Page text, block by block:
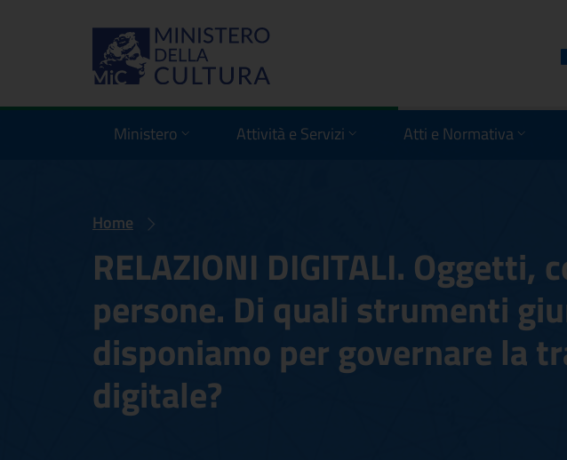
Ministero Attività e Servizi Atti e Normativa
Home
RELAZIONI DIGITALI. Oggetti,
persone. Di quali strumenti
disponiamo per governare la
digitale?